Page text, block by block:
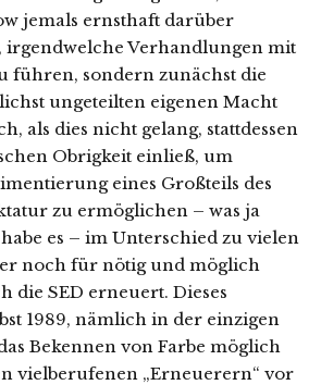
jemals ernsthaft darüber
irgendwelche Verhandlungen mit
führen, sondern zunächst die
ungeteilten eigenen Macht
als dies nicht gelang, stattdessen
Obrigkeit einließ, um
eines Großteils des
zu ermöglichen – was ja
es – im Unterschied zu vielen
noch für nötig und möglich
die SED erneuert. Dieses
1989, nämlich in der einzigen
Bekennen von Farbe möglich
vielberufenen „Erneuerern“ vor